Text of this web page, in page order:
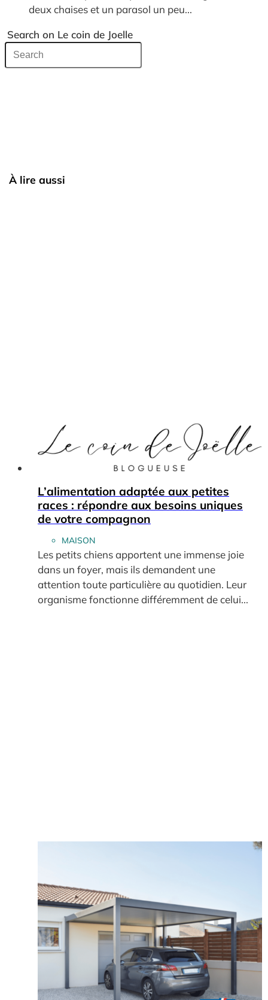
deux chaises et un parasol un peu...
Search on Le coin de Joelle
À lire aussi
L’alimentation adaptée aux petites
races : répondre aux besoins uniques
de votre compagnon
MAISON
Les petits chiens apportent une immense joie
dans un foyer, mais ils demandent une
attention toute particulière au quotidien. Leur
organisme fonctionne différemment de celui...